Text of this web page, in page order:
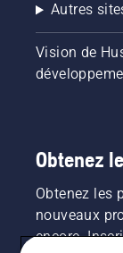
Autres
Vision de
Obtenez
Obtenez les
nouveaux
encore.